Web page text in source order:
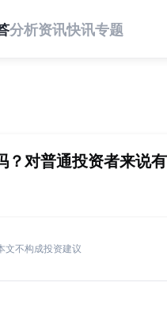
分析资讯快讯专题
对普通投资者来说
文不构成投资建议